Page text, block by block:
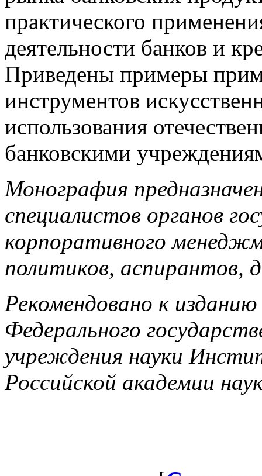
практического
деятельности банков и
Приведены примеры
инструментов
использования
банковскими
Монография
специалистов органов
корпоративного
политиков, аспирантов,
Рекомендовано к
Федерального
учреждения науки
Российской академии